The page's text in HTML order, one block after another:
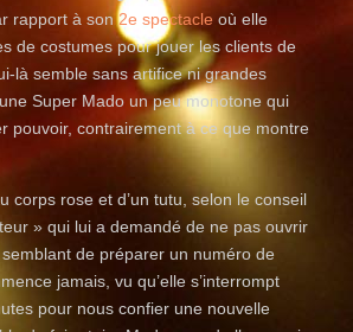
rapport à son2e spectacle où elle
de costumes pour jouer les clients de
là semble sans artifice ni grandes
Super Mado un peu monotone qui
pouvoir, contrairement à ce que montre
corps rose et d’un tutu, selon le conseil
» qui lui a demandé de ne pas ouvrir
de préparer un numéro de
jamais, vu qu’elle s’interrompt
pour nous confier une nouvelle